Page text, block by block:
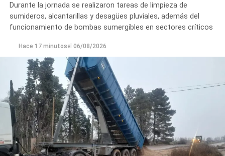
Durante la jornada se realizaron tareas de limpieza de
sumideros, alcantarillas y desagües pluviales, además del
funcionamiento de bombas sumergibles en sectores críticos
Hace 17 minutosel 06/08/2026